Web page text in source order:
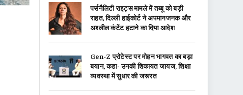
पर्सनैलिटी राइट्स मामले में तब्बू को बड़ी
राहत, दिल्ली हाईकोर्ट ने अपमानजनक और
अश्लील कंटेंट हटाने का दिया आदेश
Gen-Z प्रोटेस्ट पर मोहन भागवत का बड़ा
बयान, कहा- उनकी शिकायत जायज, शिक्षा
व्यवस्था में सुधार की जरूरत